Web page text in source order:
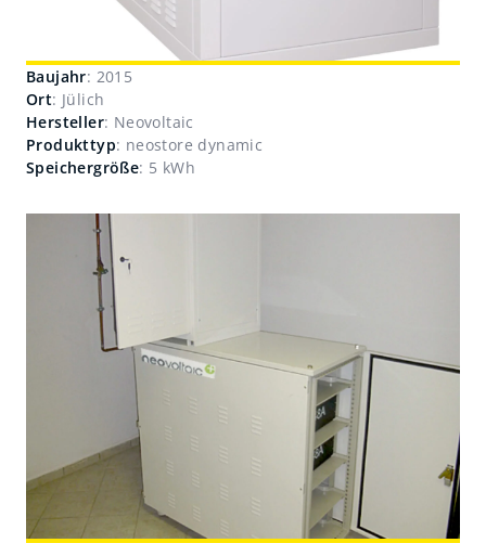
Baujahr: 2015
Ort: Jülich
Hersteller: Neovoltaic
Produkttyp: neostore dynamic
Speichergröße: 5 kWh